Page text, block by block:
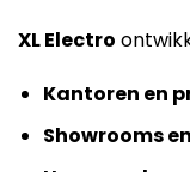
XL Electro
Kantoren en
Showrooms